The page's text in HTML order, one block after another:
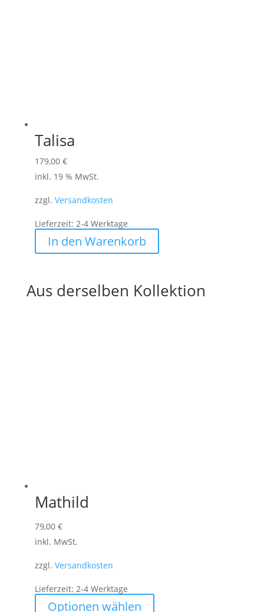
Talisa
179,00 €
inkl. 19 % MwSt.
zzgl. Versandkosten
Lieferzeit: 2-4 Werktage
In den Warenkorb
Aus derselben Kollektion
Mathild
79,00 €
inkl. MwSt.
zzgl. Versandkosten
Lieferzeit: 2-4 Werktage
Optionen wählen